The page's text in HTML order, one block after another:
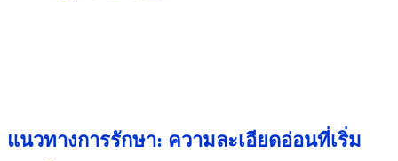
แนวทางการรักษา: ความละเอียดอ่อนที่เริ่ม